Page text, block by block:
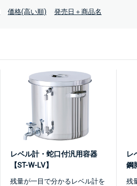
価格(高い順) 発売日＋商品名
レベル計・蛇口付汎用容器
【ST-W-LV】
残量が一目で分かるレベル計を
レ
鋼
残